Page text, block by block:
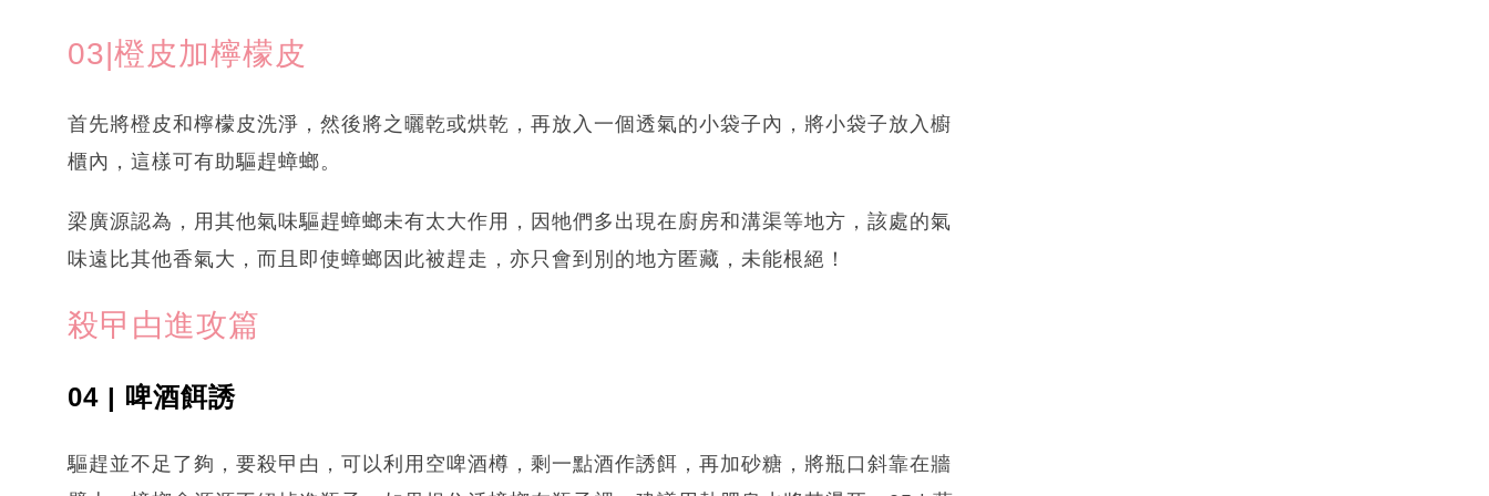
03|橙皮加檸檬皮
首先將橙皮和檸檬皮洗淨，然後將之曬乾或烘乾，再放入一個透氣的小袋子內，將小袋子放入櫥
櫃內，這樣可有助驅趕蟑螂。
梁廣源認為，用其他氣味驅趕蟑螂未有太大作用，因牠們多出現在廚房和溝渠等地方，該處的氣
味遠比其他香氣大，而且即使蟑螂因此被趕走，亦只會到別的地方匿藏，未能根絕！
殺曱甴進攻篇
04 | 啤酒餌誘
驅趕並不足了夠，要殺曱甴，可以利用空啤酒樽，剩一點酒作誘餌，再加砂糖，將瓶口斜靠在牆